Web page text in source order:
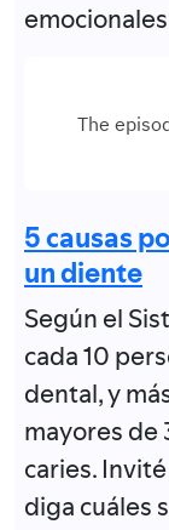
5 causas
un diente
Según el
cada 10
dental, y
mayores de
caries.
diga cuáles